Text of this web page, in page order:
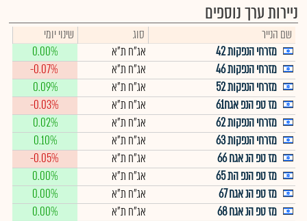
ניירות ערך נוספים
שם הנייר סוג
שינוי יומי
מזרחי הנפקות 42
אג"ח ת"א
0.00%
מזרחי הנפקות 46
אג"ח ת"א
-0.07%
מזרחי הנפקות 52
אג"ח ת"א
0.09%
מז טפ הנפ אגח61
אג"ח ת"א
-0.03%
מזרחי הנפקות 62
אג"ח ת"א
0.02%
מזרחי הנפקות 63
אג"ח ת"א
0.10%
מז טפ הנ אגח 66
אג"ח ת"א
-0.05%
מז טפ הנפ הת 65
אג"ח ת"א
0.00%
מז טפ הנ אגח 67
אג"ח ת"א
0.00%
מז טפ הנ אגח 68
אג"ח ת"א 0.00%